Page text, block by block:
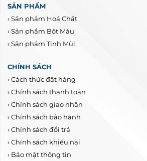
SẢN PHẨM
› Sản phẩm Hoá Chất
› Sản phẩm Bột Màu
› Sản phẩm Tinh Mùi
CHÍNH SÁCH
› Cách thức đặt hàng
› Chính sách thanh toán
› Chính sách giao nhận
› Chính sách bảo hành
› Chính sách đổi trả
› Chính sách khiếu nại
› Bảo mật thông tin